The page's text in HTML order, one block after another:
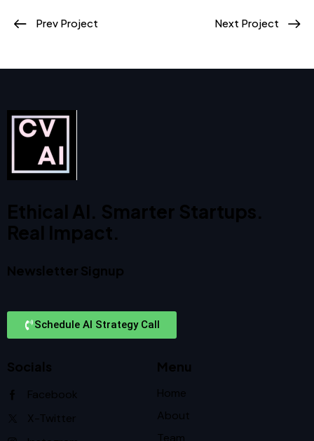
Prev Project Next Project
Ethical AI. Smarter Startups.
Real Impact.
Newsletter Signup
Schedule AI Strategy Call
Socials
Facebook
X-Twitter
Menu
Home
About
Team